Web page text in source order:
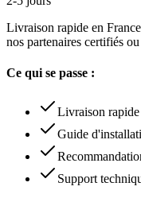
Livraison rapide en
nos partenaires certifiés
Ce qui se passe :
Livraison
Guide
Support